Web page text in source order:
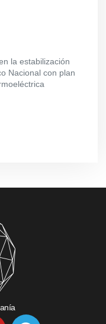
la estabilización
Nacional con plan